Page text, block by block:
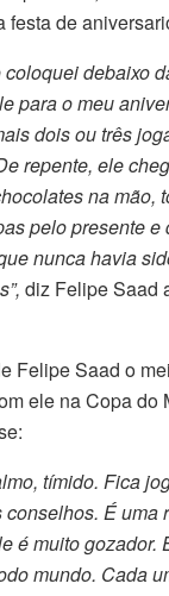
festa de
coloquei debaixo
para o meu
dois ou três
repente, ele
na mão,
pelo presente e
nunca havia
diz Felipe Saad
Felipe Saad o
ele na Copa do
tímido. Fica
É uma
é muito gozador.
mundo. Cada